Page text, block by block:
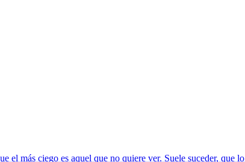
el más ciego es aquel que no quiere ver. Suele suceder,